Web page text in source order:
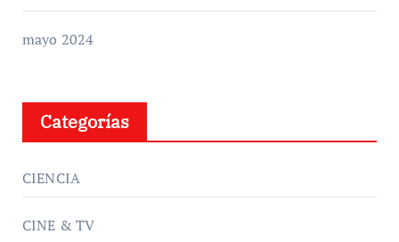
mayo 2024
Categorías
CIENCIA
CINE & TV